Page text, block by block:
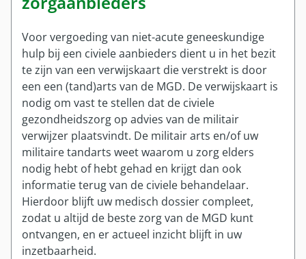
Voor vergoeding van niet-acute geneeskundige
hulp bij een civiele aanbieders dient u in het bezit
te zijn van een verwijskaart die verstrekt is door
een een (tand)arts van de MGD. De verwijskaart is
nodig om vast te stellen dat de civiele
gezondheidszorg op advies van de militair
verwijzer plaatsvindt. De militair arts en/of uw
militaire tandarts weet waarom u zorg elders
nodig hebt of hebt gehad en krijgt dan ook
informatie terug van de civiele behandelaar.
Hierdoor blijft uw medisch dossier compleet,
zodat u altijd de beste zorg van de MGD kunt
ontvangen, en er actueel inzicht blijft in uw
inzetbaarheid.